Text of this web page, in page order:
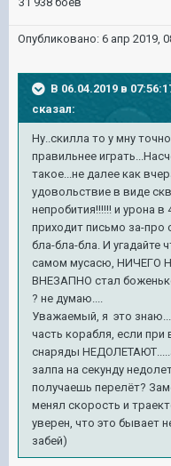
Опубликовано: 6 апр 2019,
В 06.04.2019 в
сказал:
Ну..скилла то у мну
правильнее
такое...не далее как
удовольствие в виде
непробития!!!!!! и урона в
приходит письмо за-про
бла-бла-бла. И угадайте
самом мусасю, НИЧЕГО
ВНЕЗАПНО стал
? не думаю....
Уважаемый, я это
часть корабля, если
снаряды
залпа на секунду
получаешь перелёт?
менял скорость и
уверен, что это бывает
забей)